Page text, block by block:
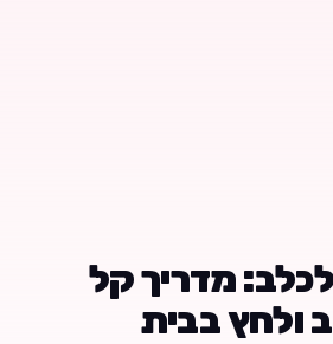
לכלב: מדריך קל
ולחץ בבית